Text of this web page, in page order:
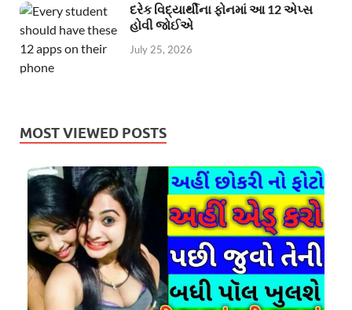
દરેક વિદ્યાર્થીના ફોનમાં આ 12 એપ્સ
હોવી જોઈએ
July 25, 2026
MOST VIEWED POSTS